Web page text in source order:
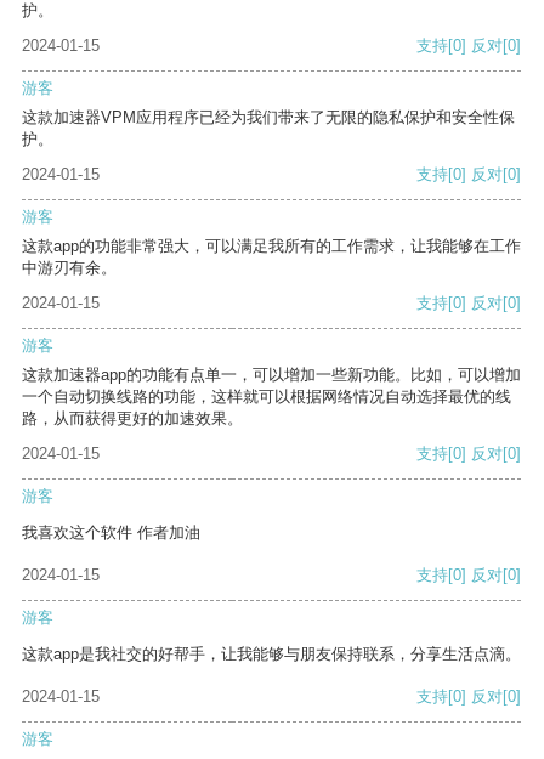
护。
2024-01-15
支持[0] 反对[0]
游客
这款加速器VPM应用程序已经为我们带来了无限的隐私保护和安全性保
护。
2024-01-15
支持[0] 反对[0]
游客
这款app的功能非常强大，可以满足我所有的工作需求，让我能够在工作
中游刃有余。
2024-01-15
支持[0] 反对[0]
游客
这款加速器app的功能有点单一，可以增加一些新功能。比如，可以增加
一个自动切换线路的功能，这样就可以根据网络情况自动选择最优的线
路，从而获得更好的加速效果。
2024-01-15
支持[0] 反对[0]
游客
我喜欢这个软件 作者加油
2024-01-15 支持[0] 反对[0]
游客
这款app是我社交的好帮手，让我能够与朋友保持联系，分享生活点滴。
2024-01-15 支持[0] 反对[0]
游客